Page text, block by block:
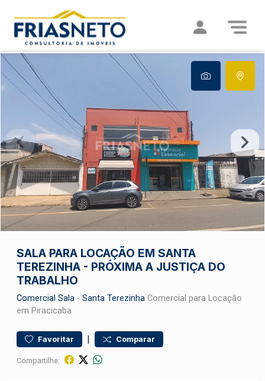
SALA PARA LOCAÇÃO EM SANTA
TEREZINHA - PRÓXIMA A JUSTIÇA DO
TRABALHO
Comercial Sala - Santa Terezinha Comercial para Locação
em Piracicaba
Favoritar | Comparar
Compartilhe: